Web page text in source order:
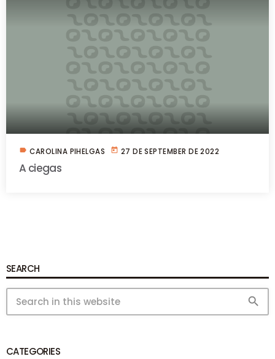
label CAROLINA PIHELGAS today 27 DE SEPTEMBER DE 2022
A ciegas
SEARCH
search
CATEGORIES